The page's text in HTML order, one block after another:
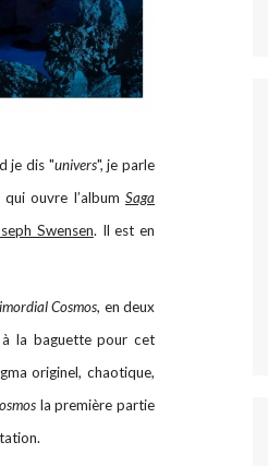
je dis "univers", je parle
ouvre l’album Saga
Swensen. Il est en
Cosmos, en deux
la baguette pour cet
originel, chaotique,
la première partie